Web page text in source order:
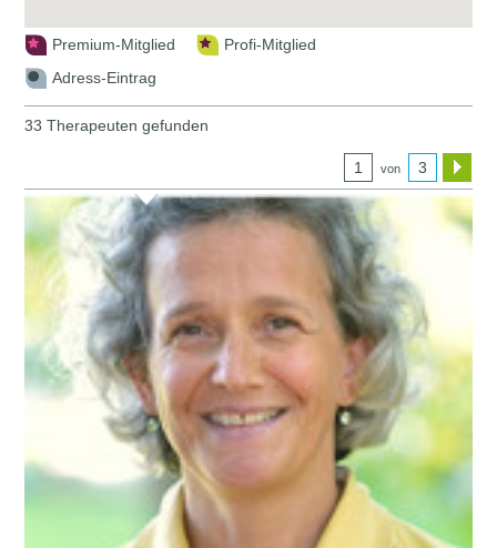
Premium-Mitglied
Profi-Mitglied
Adress-Eintrag
33 Therapeuten gefunden
1 von 3